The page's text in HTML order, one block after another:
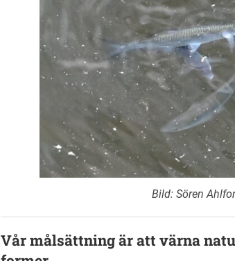
Bild: Sören
Vår målsättning är att värna